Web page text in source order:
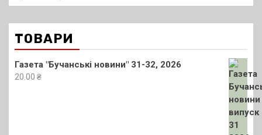
ТОВАРИ
Газета "Бучанські новини" 31-32, 2026
20.00 ₴